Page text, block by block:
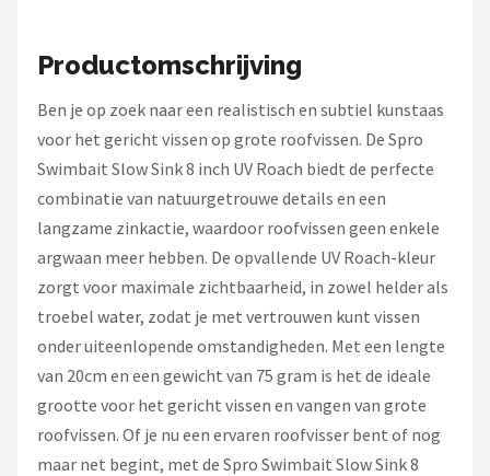
Rapala
PB Products
Fox Rage
Rozemeijer
Gamakatsu
Mikado
Alle merken →
Productomschrijving
Ben je op zoek naar een realistisch en subtiel kunstaas
voor het gericht vissen op grote roofvissen. De Spro
Swimbait Slow Sink 8 inch UV Roach biedt de perfecte
combinatie van natuurgetrouwe details en een
langzame zinkactie, waardoor roofvissen geen enkele
argwaan meer hebben. De opvallende UV Roach-kleur
zorgt voor maximale zichtbaarheid, in zowel helder als
troebel water, zodat je met vertrouwen kunt vissen
onder uiteenlopende omstandigheden. Met een lengte
van 20cm en een gewicht van 75 gram is het de ideale
grootte voor het gericht vissen en vangen van grote
roofvissen. Of je nu een ervaren roofvisser bent of nog
maar net begint, met de Spro Swimbait Slow Sink 8